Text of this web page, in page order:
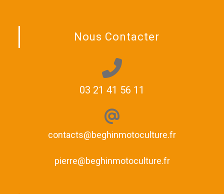
Nous Contacter
03 21 41 56 11
contacts@beghinmotoculture.fr
pierre@beghinmotoculture.fr